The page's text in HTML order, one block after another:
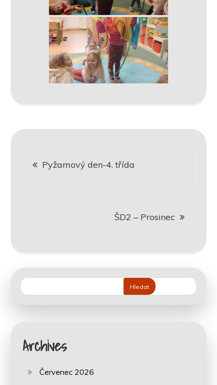
proPyžamový den-4. třída
ŠD2 – Prosinec
Hledat
Archives
Červenec 2026